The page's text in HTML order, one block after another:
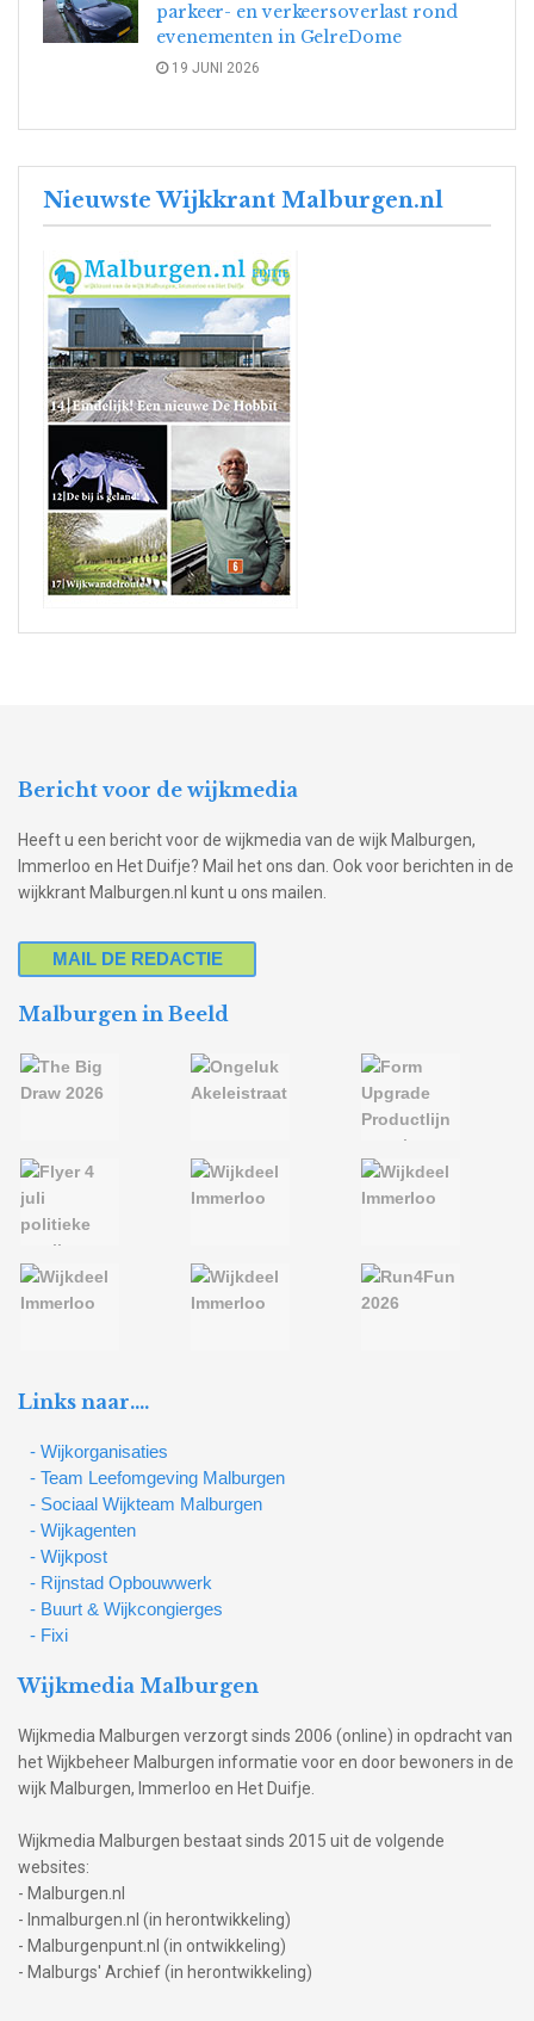
parkeer- en verkeersoverlast rond
evenementen in GelreDome
19 JUNI 2026
Nieuwste Wijkkrant Malburgen.nl
Bericht voor de wijkmedia
Heeft u een bericht voor de wijkmedia van de wijk Malburgen,
Immerloo en Het Duifje? Mail het ons dan. Ook voor berichten in de
wijkkrant Malburgen.nl kunt u ons mailen.
MAIL DE REDACTIE
Malburgen in Beeld
Links naar….
- Wijkorganisaties
- Team Leefomgeving Malburgen
- Sociaal Wijkteam Malburgen
- Wijkagenten
- Wijkpost
- Rijnstad Opbouwwerk
- Buurt & Wijkcongierges
- Fixi
Wijkmedia Malburgen
Wijkmedia Malburgen verzorgt sinds 2006 (online) in opdracht van
het Wijkbeheer Malburgen informatie voor en door bewoners in de
wijk Malburgen, Immerloo en Het Duifje.
Wijkmedia Malburgen bestaat sinds 2015 uit de volgende
websites:
- Malburgen.nl
- Inmalburgen.nl (in herontwikkeling)
- Malburgenpunt.nl (in ontwikkeling)
- Malburgs' Archief (in herontwikkeling)